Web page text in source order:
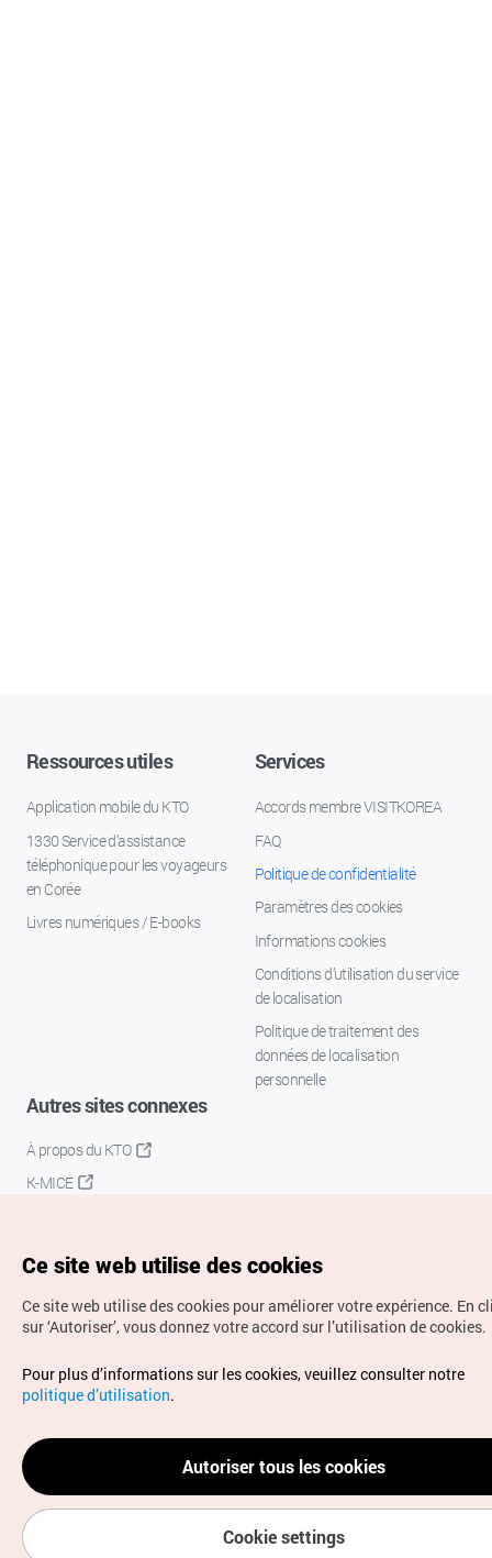
Ressources utiles
Application mobile du KTO
1330 Service d'assistance
téléphonique pour les voyageurs
en Corée
Livres numériques / E-books
Services
Accords membre VISITKOREA
FAQ
Politique de confidentialité
Paramètres des cookies
Informations cookies
Conditions d’utilisation du service
de localisation
Politique de traitement des
données de localisation
personnelle
Autres sites connexes
À propos du KTO
K-MICE
Droits d’auteur (c) Office National du Tourisme en Corée.
Tous droits réservés.
Pour les rapports d'erreurs et demandes de renseignements,
adressez vos demandes à
info.ontc@gmail.com
Ce site web utilise des cookies
Ce site web utilise des cookies pour améliorer votre expérience. En
sur ‘Autoriser’, vous donnez votre accord sur l’utilisation de cookies.
Pour plus d’informations sur les cookies, veuillez consulter notre
politique d’utilisation.
Autoriser tous les cookies
Cookie settings